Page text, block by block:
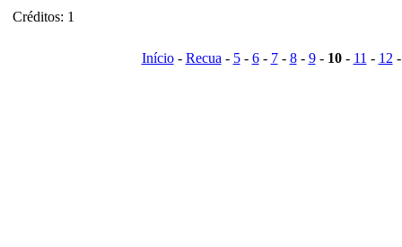
Créditos: 1
Início- Recua- 5- 6- 7- 8- 9- 10- 11 - 12